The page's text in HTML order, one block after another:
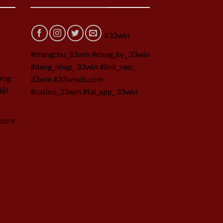
#33win
#trangchu_33win #dang_ky_ 33win
#dang_nhap_ 33win #link_vao_
33win #33winds.com
#casino_33win #tai_app_ 33win